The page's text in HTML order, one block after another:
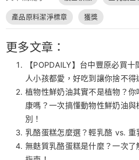
產品原料潔淨標章 獲獎
更多文章：
【POPDAILY】台中豐原必買
人小孩都愛，好吃到讓你捨不得
植物性鮮奶油其實不是植物？
康嗎？一次搞懂動物性鮮奶油與
別！
乳酪蛋糕怎麼選？輕乳酪 vs. 重
無麩質乳酪蛋糕是什麼？一次